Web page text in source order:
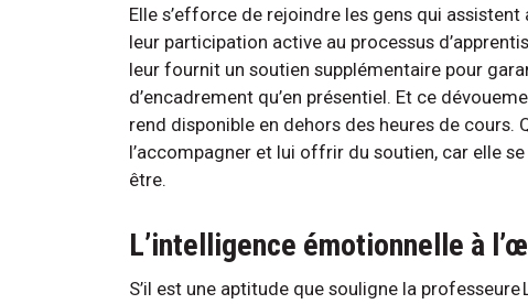
Elle s’efforce de rejoindre les gens qui
leur participation active au processus
leur fournit un soutien supplémentaire pour
d’encadrement qu’en présentiel. Et ce
rend disponible en dehors des heures de cours.
l’accompagner et lui offrir du soutien, car elle
être.
L’intelligence émotionnelle à
S’il est une aptitude que souligne la